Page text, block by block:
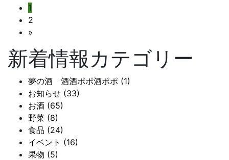
投
稿
の
ペ
ー
ジ
送
り
固
定
ペ
ジ
1
固
定
ー
ジ
2
»
新着情報カテゴリー
夢の酒 酒酒ポポ酒ポポ (1)
お知らせ (33)
お酒 (65)
野菜 (8)
食品 (24)
イベント (16)
果物 (5)